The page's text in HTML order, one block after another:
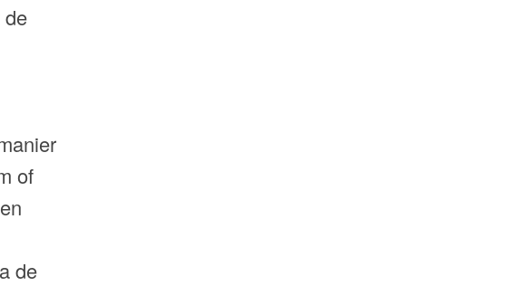
de
of
de